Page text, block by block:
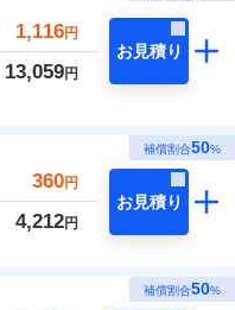
1,116円
13,059円
お見積り
補償割合50%
360円
4,212円
お見積り
補償割合50%